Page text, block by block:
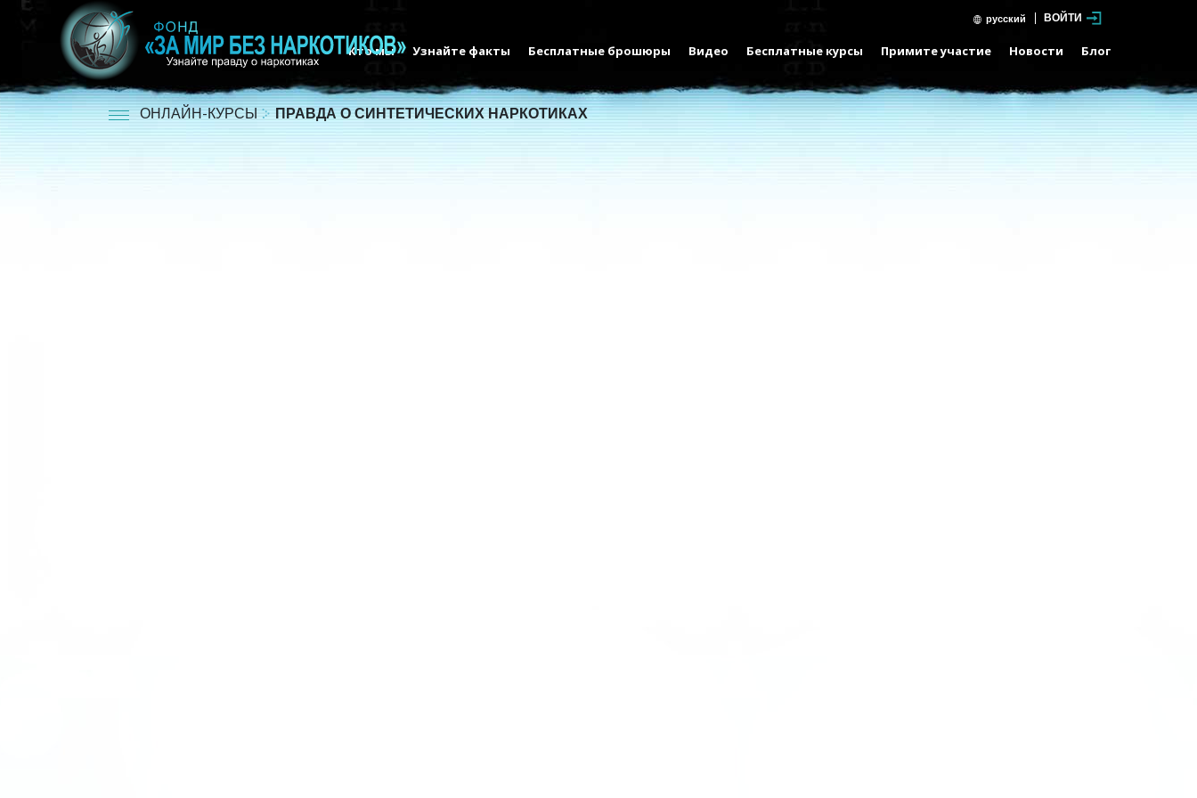
русский ВОЙТИ
Кто мы Узнайте факты Бесплатные брошюры Видео Бесплатные курсы Примите участие Новости Блог
ОНЛАЙН-КУРСЫ ПРАВДА О СИНТЕТИЧЕСКИХ НАРКОТИКАХ